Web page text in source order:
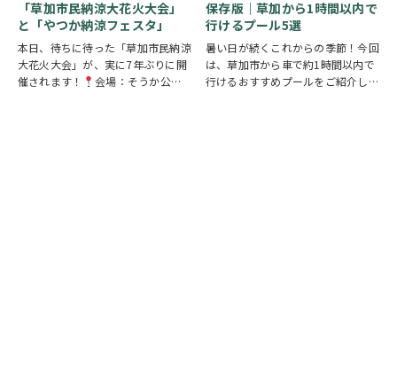
子さまから大人…
「草加市民納涼大花火大会」
と「やつか納涼フェスタ」
本日、待ちに待った「草加市民納涼
大花火大会」が、実に7年ぶりに開
催されます！
会場：そうか公園
保存版｜草加から1時間以内で
行けるプール5選
暑い日が続くこれからの季節！今回
は、草加市から車で約1時間以内で
行けるおすすめプールをご紹介しま